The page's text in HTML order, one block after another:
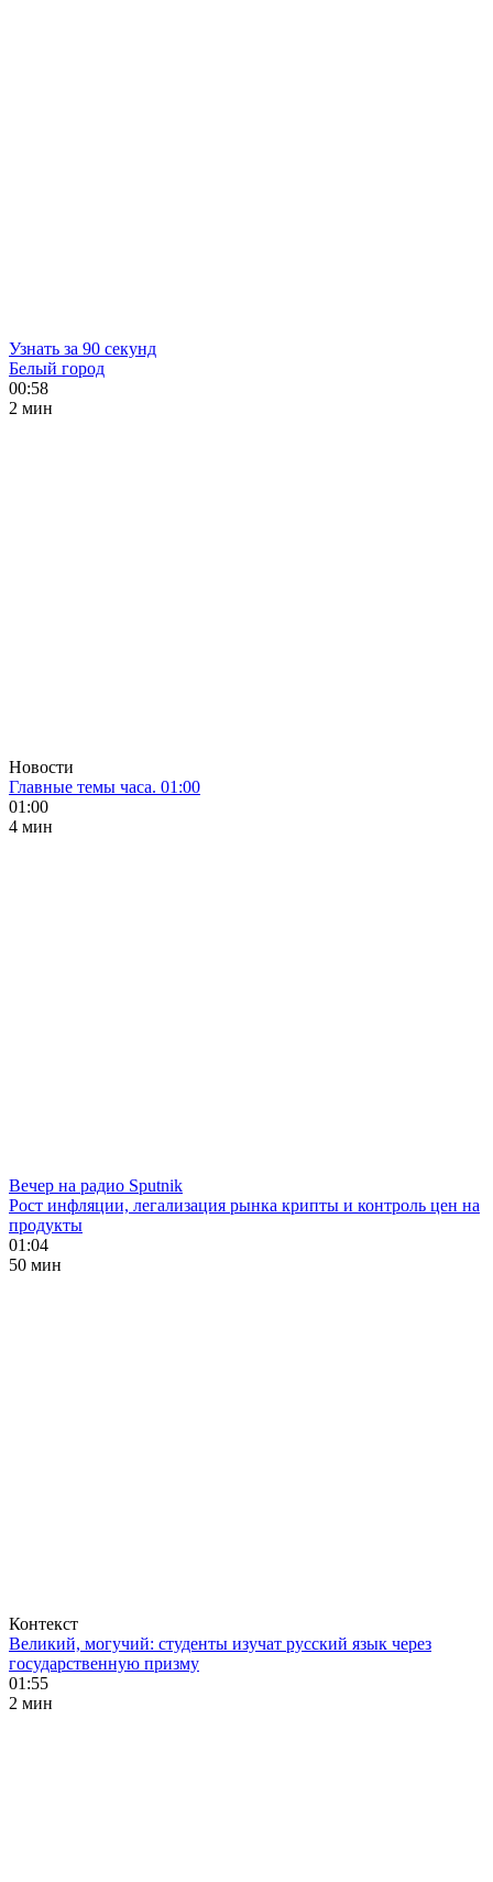
Узнать за 90 секунд
Белый город
00:58
2 мин
Новости
Главные темы часа. 01:00
01:00
4 мин
Вечер на радио Sputnik
Рост инфляции, легализация рынка крипты и контроль цен на
продукты
01:04
50 мин
Контекст
Великий, могучий: студенты изучат русский язык через
государственную призму
01:55
2 мин